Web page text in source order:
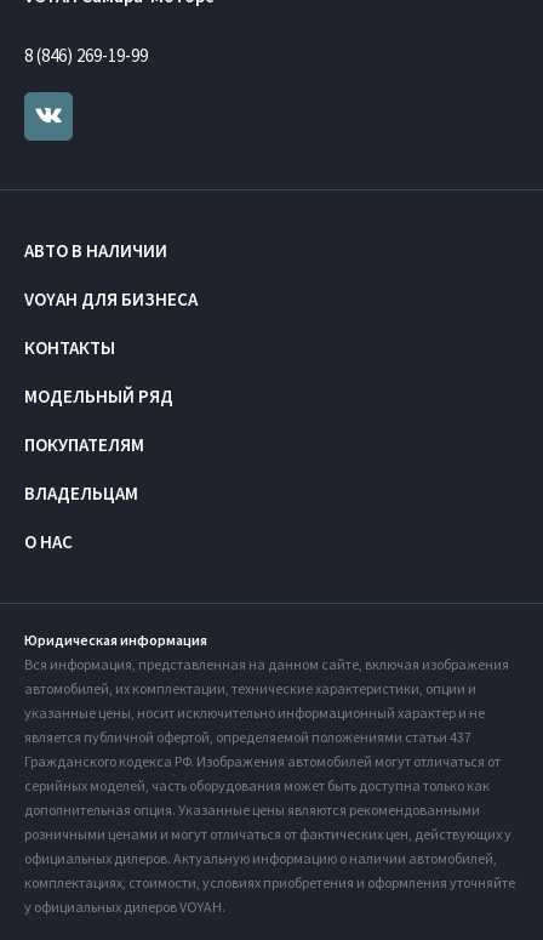
8 (846) 269-19-99
АВТО В НАЛИЧИИ
VOYAH ДЛЯ БИЗНЕСА
КОНТАКТЫ
МОДЕЛЬНЫЙ РЯД
ПОКУПАТЕЛЯМ
ВЛАДЕЛЬЦАМ
О НАС
Юридическая информация
Вся информация, представленная на данном сайте, включая изображения
автомобилей, их комплектации, технические характеристики, опции и
указанные цены, носит исключительно информационный характер и не
является публичной офертой, определяемой положениями статьи 437
Гражданского кодекса РФ. Изображения автомобилей могут отличаться от
серийных моделей, часть оборудования может быть доступна только как
дополнительная опция. Указанные цены являются рекомендованными
розничными ценами и могут отличаться от фактических цен, действующих у
официальных дилеров. Актуальную информацию о наличии автомобилей,
комплектациях, стоимости, условиях приобретения и оформления уточняйте
у официальных дилеров VOYAH.